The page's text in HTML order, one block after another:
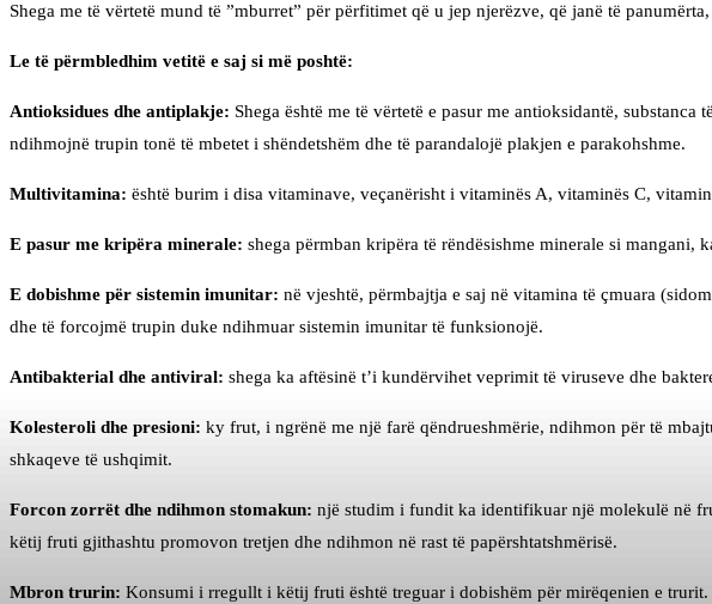
Shega me të vërtetë mund të ”mburret” për përfitimet që u jep njerëzve, që janë të
Le të përmbledhim vetitë e saj si më poshtë:
Antioksidues dhe antiplakje: Shega është me të vërtetë e pasur me antioksidantë,
ndihmojnë trupin tonë të mbetet i shëndetshëm dhe të parandalojë plakjen e parakohshme.
Multivitamina: është burim i disa vitaminave, veçanërisht i vitaminës A, vitaminës C,
E pasur me kripëra minerale: shega përmban kripëra të rëndësishme minerale si
E dobishme për sistemin imunitar: në vjeshtë, përmbajtja e saj në vitamina të çmuara
dhe të forcojmë trupin duke ndihmuar sistemin imunitar të funksionojë.
Antibakterial dhe antiviral: shega ka aftësinë t’i kundërvihet veprimit të viruseve dhe
Kolesteroli dhe presioni: ky frut, i ngrënë me një farë qëndrueshmërie, ndihmon për të
shkaqeve të ushqimit.
Forcon zorrët dhe ndihmon stomakun: një studim i fundit ka identifikuar një molekulë në
këtij fruti gjithashtu promovon tretjen dhe ndihmon në rast të papërshtatshmërisë.
Mbron trurin: Konsumi i rregullt i këtij fruti është treguar i dobishëm për mirëqenien e